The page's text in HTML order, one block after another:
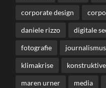
corporate design
daniele rizzo digitale
fotografie journalismus
klimakrise
maren urner media